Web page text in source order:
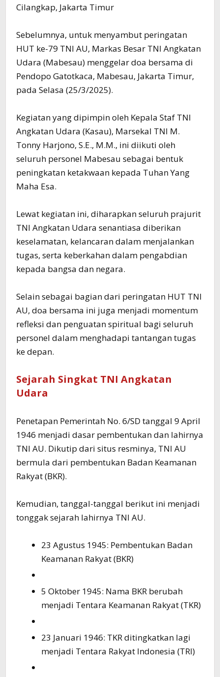
Cilangkap, Jakarta Timur
Sebelumnya, untuk menyambut peringatan
HUT ke-79 TNI AU, Markas Besar TNI Angkatan
Udara (Mabesau) menggelar doa bersama di
Pendopo Gatotkaca, Mabesau, Jakarta Timur,
pada Selasa (25/3/2025).
Kegiatan yang dipimpin oleh Kepala Staf TNI
Angkatan Udara (Kasau), Marsekal TNI M.
Tonny Harjono, S.E., M.M., ini diikuti oleh
seluruh personel Mabesau sebagai bentuk
peningkatan ketakwaan kepada Tuhan Yang
Maha Esa.
Lewat kegiatan ini, diharapkan seluruh prajurit
TNI Angkatan Udara senantiasa diberikan
keselamatan, kelancaran dalam menjalankan
tugas, serta keberkahan dalam pengabdian
kepada bangsa dan negara.
Selain sebagai bagian dari peringatan HUT TNI
AU, doa bersama ini juga menjadi momentum
refleksi dan penguatan spiritual bagi seluruh
personel dalam menghadapi tantangan tugas
ke depan.
Sejarah Singkat TNI Angkatan
Udara
Penetapan Pemerintah No. 6/SD tanggal 9 April
1946 menjadi dasar pembentukan dan lahirnya
TNI AU. Dikutip dari situs resminya, TNI AU
bermula dari pembentukan Badan Keamanan
Rakyat (BKR).
Kemudian, tanggal-tanggal berikut ini menjadi
tonggak sejarah lahirnya TNI AU.
23 Agustus 1945: Pembentukan Badan
Keamanan Rakyat (BKR)
5 Oktober 1945: Nama BKR berubah
menjadi Tentara Keamanan Rakyat (TKR)
23 Januari 1946: TKR ditingkatkan lagi
menjadi Tentara Rakyat Indonesia (TRI)